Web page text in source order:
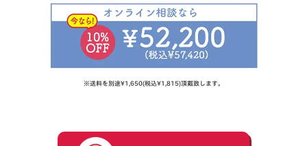
※送料を別途¥1,650(税込¥1,815)頂戴致します。